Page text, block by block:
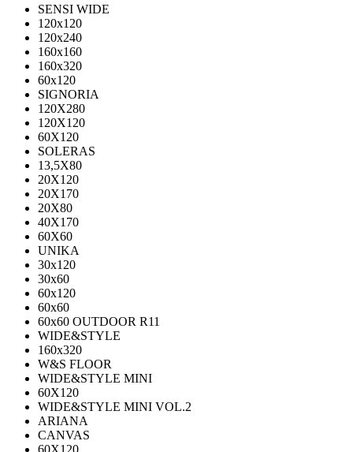
SENSI WIDE
120x120
120x240
160x160
160x320
60x120
SIGNORIA
120X280
120Х120
60X120
SOLERAS
13,5Х80
20Х120
20Х170
20Х80
40Х170
60Х60
UNIKA
30х120
30х60
60х120
60х60
60х60 OUTDOOR R11
WIDE&STYLE
160x320
W&S FLOOR
WIDE&STYLE MINI
60X120
WIDE&STYLE MINI VOL.2
ARIANA
CANVAS
60Х120